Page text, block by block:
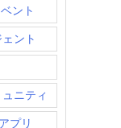
ント
ント
ュニティ
プリ